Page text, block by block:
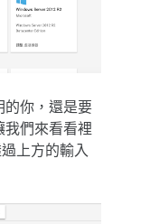
的你，還是要
我們來看看裡
上方的輸入